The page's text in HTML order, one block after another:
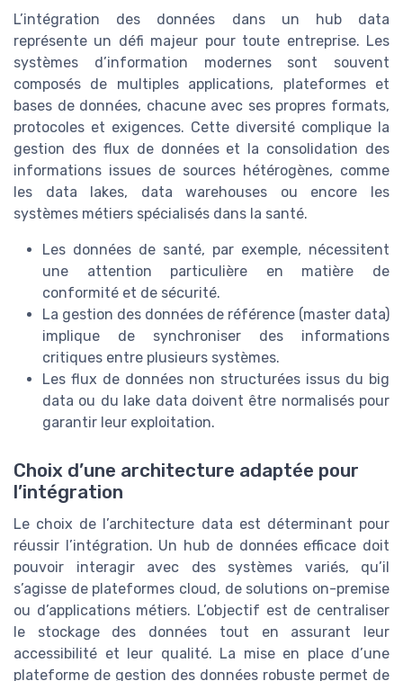
L’intégration des données dans un hub data
représente un défi majeur pour toute entreprise. Les
systèmes d’information modernes sont souvent
composés de multiples applications, plateformes et
bases de données, chacune avec ses propres formats,
protocoles et exigences. Cette diversité complique la
gestion des flux de données et la consolidation des
informations issues de sources hétérogènes, comme
les data lakes, data warehouses ou encore les
systèmes métiers spécialisés dans la santé.
Les données de santé, par exemple, nécessitent
une attention particulière en matière de
conformité et de sécurité.
La gestion des données de référence (master data)
implique de synchroniser des informations
critiques entre plusieurs systèmes.
Les flux de données non structurées issus du big
data ou du lake data doivent être normalisés pour
garantir leur exploitation.
Choix d’une architecture adaptée pour
l’intégration
Le choix de l’architecture data est déterminant pour
réussir l’intégration. Un hub de données efficace doit
pouvoir interagir avec des systèmes variés, qu’il
s’agisse de plateformes cloud, de solutions on-premise
ou d’applications métiers. L’objectif est de centraliser
le stockage des données tout en assurant leur
accessibilité et leur qualité. La mise en place d’une
plateforme de gestion des données robuste permet de